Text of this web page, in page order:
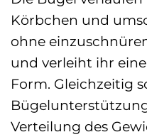
Körbchen und
ohne
und verleiht ihr
Form. Gleichzeitig
Verteilung des